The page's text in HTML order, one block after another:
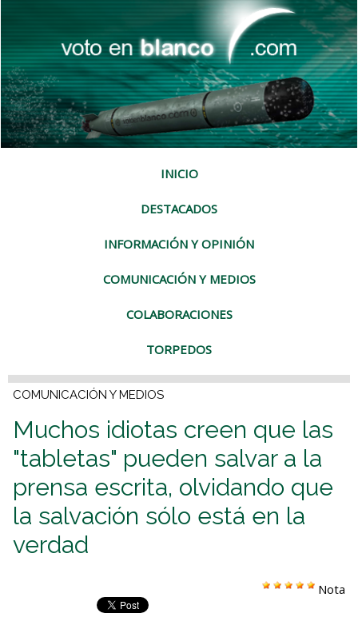
INICIO
DESTACADOS
INFORMACIÓN Y OPINIÓN
COMUNICACIÓN Y MEDIOS
COLABORACIONES
TORPEDOS
COMUNICACIÓN Y MEDIOS
Muchos idiotas creen que las
"tabletas" pueden salvar a la
prensa escrita, olvidando que
la salvación sólo está en la
verdad
Nota